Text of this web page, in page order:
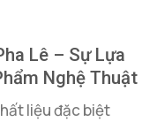
Lê – Sự Lựa
Nghệ Thuật
liệu đặc biệt